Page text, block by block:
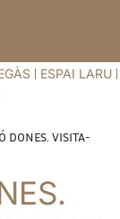
ESPAI LARU
DONES. VISITA-